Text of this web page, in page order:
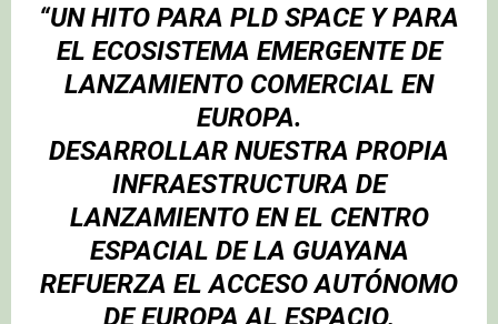
“UN HITO PARA PLD SPACE Y PARA
EL ECOSISTEMA EMERGENTE DE
LANZAMIENTO COMERCIAL EN
EUROPA.
DESARROLLAR NUESTRA PROPIA
INFRAESTRUCTURA DE
LANZAMIENTO EN EL CENTRO
ESPACIAL DE LA GUAYANA
REFUERZA EL ACCESO AUTÓNOMO
DE EUROPA AL ESPACIO,